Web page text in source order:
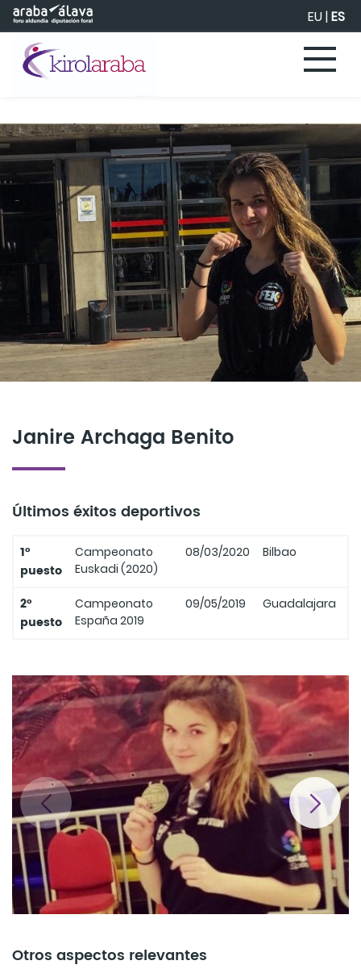
Saltar al contenido principal EU|ES
Janire Archaga Benito
Últimos éxitos deportivos
1º
puesto
Campeonato
Euskadi (2020)
08/03/2020 Bilbao
2º
puesto
Campeonato
España 2019
09/05/2019 Guadalajara
Otros aspectos relevantes